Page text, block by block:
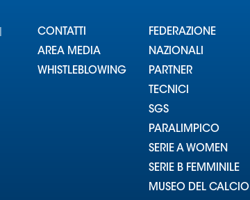
CONTATTI
AREA MEDIA
WHISTLEBLOWING
FEDERAZIONE
NAZIONALI
PARTNER
TECNICI
SGS
PARALIMPICO
SERIE A WOMEN
SERIE B FEMMINILE
MUSEO DEL CALCIO